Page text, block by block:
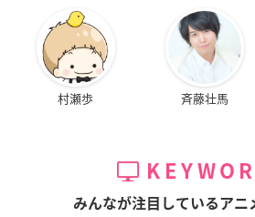
村瀬歩 斉藤壮馬
みんなが注目しているアニ